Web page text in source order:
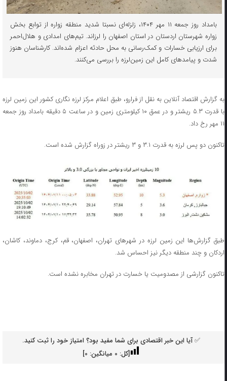
بامداد روز جمعه ۱۱ مهر ۱۴۰۴، زلزله‌ای نسبتا شدید منطقه زواره از توابع بخش
زواره شهرستان اردستان در استان اصفهان را لرزاند. تیم‌های امدادی و هلال‌احمر
برای ارزیابی خسارات و کمک‌رسانی به محل حادثه اعزام شده‌اند. کارشناسان هنوز
شدت و پیامدهای کامل این زمین‌لرزه را بررسی می‌کنند.
به گزارش اقتصاد آنلاین به نقل از فرارو، طبق اعلام مرکز لرزه نگاری کشور این زمین لرزه
با قدرت ۵.۳ ریشتر و در عمق ۱۰ کیلومتری زمین و در ساعت ۵ دقیقه بامداد روز جمعه
۱۱ مهر رخ داد.
تاکنون دو پس لرزه به قدرت ۳.۱ و ۳ ریشتر در زوراه گزارش شده است.
طبق گزارش‌ها این زمین لرزه در شهر‌های تهران، اصفهان، قم، کرج، دماوند، کاشان،
اردکان و چند منطقه دیگر نیز احساس شد.
تاکنون گزارشی از مصدومیت یا خسارت در تهران مخابره نشده است.
✅ آیا این خبر اقتصادی برای شما مفید بود؟ امتیاز خود را ثبت کنید.
[کل: 0میانگین: 0
]